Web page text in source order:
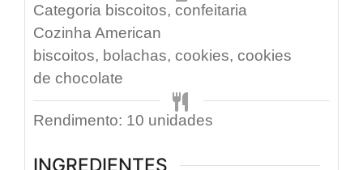
Categoria biscoitos, confeitaria
Cozinha American
biscoitos, bolachas, cookies, cookies
de chocolate
Rendimento: 10 unidades
INGREDIENTES